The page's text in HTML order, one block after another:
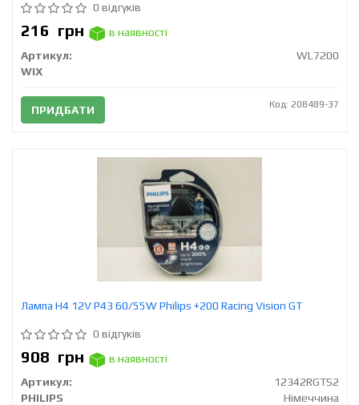
0 відгуків
216 грн
в наявності
Артикул:
WL7200
WIX
ПРИДБАТИ Код: 208489-37
Лампа H4 12V Р43 60/55W Philips +200 Racing Vision GT
0 відгуків
908 грн
в наявності
Артикул:
12342RGTS2
PHILIPS
Німеччина